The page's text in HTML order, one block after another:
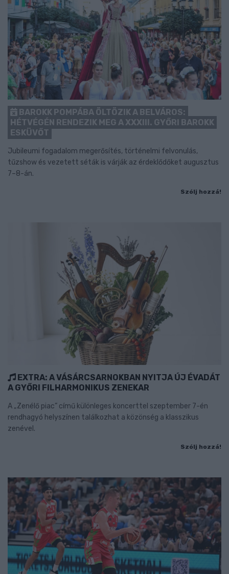
BAROKK POMPÁBA ÖLTÖZIK A BELVÁROS:
HÉTVÉGÉN RENDEZIK MEG A XXXIII. GYŐRI BAROKK
ESKÜVŐT
Jubileumi fogadalom megerősítés, történelmi felvonulás,
tűzshow és vezetett séták is várják az érdeklődőket augusztus
7–8-án.
Szólj hozzá!
EXTRA: A VÁSÁRCSARNOKBAN NYITJA ÚJ ÉVADÁT
A GYŐRI FILHARMONIKUS ZENEKAR
A „Zenélő piac” című különleges koncerttel szeptember 7-én
rendhagyó helyszínen találkozhat a közönség a klasszikus
zenével.
Szólj hozzá!